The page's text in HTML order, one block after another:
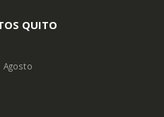
QUITO
Agosto